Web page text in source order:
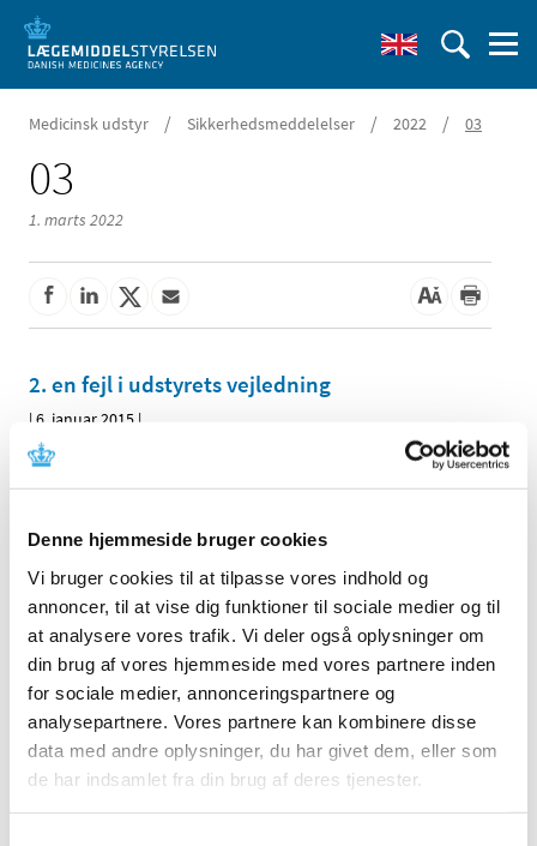
Denne hjemmeside bruger cookies
Vi bruger cookies til at tilpasse vores indhold og
annoncer, til at vise dig funktioner til sociale medier og til
at analysere vores trafik. Vi deler også oplysninger om
din brug af vores hjemmeside med vores partnere inden
for sociale medier, annonceringspartnere og
analysepartnere. Vores partnere kan kombinere disse
data med andre oplysninger, du har givet dem, eller som
de har indsamlet fra din brug af deres tjenester.
Medicinsk udstyr / Sikkerhedsmeddelelser / 2022 / 03
03
1. marts 2022
2. en fejl i udstyrets vejledning
|6. januar 2015 |
Denne meddelelse indeholder information om en fejl i
udstyrets vejledning.
Emner
Medicinsk udstyr
Alle (37)
TID
2023 (2)